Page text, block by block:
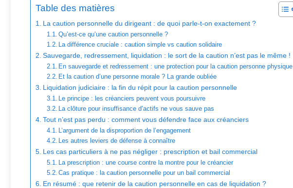
Table des matières
La caution personnelle du dirigeant : de quoi parle-t-on exactement ?
Qu’est-ce qu’une caution personnelle ?
La différence cruciale : caution simple vs caution solidaire
Sauvegarde, redressement, liquidation : le sort de la caution n’est pas le même !
En sauvegarde et redressement : une protection pour la caution personne physique
Et la caution d’une personne morale ? La grande oubliée
Liquidation judiciaire : la fin du répit pour la caution personnelle
Le principe : les créanciers peuvent vous poursuivre
La clôture pour insuffisance d’actifs ne vous sauve pas
Tout n’est pas perdu : comment vous défendre face aux créanciers
L’argument de la disproportion de l’engagement
Les autres leviers de défense à connaître
Les cas particuliers à ne pas négliger : prescription et bail commercial
La prescription : une course contre la montre pour le créancier
Cas pratique : la caution personnelle pour un bail commercial
En résumé : que retenir de la caution personnelle en cas de liquidation ?